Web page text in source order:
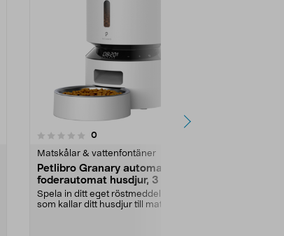
0recensioner
Matskålar & vattenfontäner
Petlibro Granary automatisk
foderautomat husdjur, 3 liter
Spela in ditt eget röstmeddelande
som kallar ditt husdjur till maten.
0.0 av 5 stjärnor